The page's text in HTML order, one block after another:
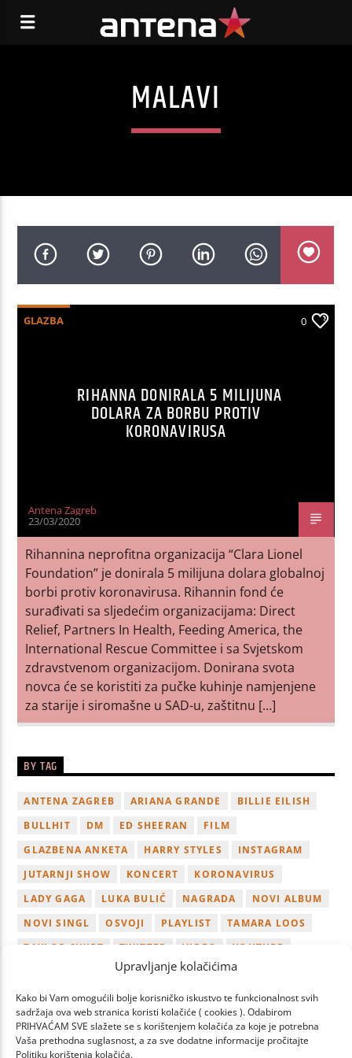
Upravljanje kolačićima
Kako bi Vam omogućili bolje korisničko iskustvo te funkcionalnost svih
sadržaja ova web stranica koristi kolačiće ( cookies ). Odabirom
PRIHVAĆAM SVE slažete se s korištenjem kolačića za koje je potrebna
Vaša prethodna suglasnost, a za sve dodatne informacije pročitajte
Politiku korištenja kolačića.
MALAVI
GLAZBA 0
RIHANNA DONIRALA 5 MILIJUNA
DOLARA ZA BORBU PROTIV
KORONAVIRUSA
Antena Zagreb
23/03/2020
Rihannina neprofitna organizacija “Clara Lionel
Foundation” je donirala 5 milijuna dolara globalnoj
borbi protiv koronavirusa. Rihannin fond će
surađivati sa sljedećim organizacijama: Direct
Relief, Partners In Health, Feeding America, the
International Rescue Committee i sa Svjetskom
zdravstvenom organizacijom. Donirana svota
novca će se koristiti za pučke kuhinje namjenjene
za starije i siromašne u SAD-u, zaštitnu […]
BY TAG
ANTENA ZAGREB ARIANA GRANDE
BILLIE EILISH
BULLHIT
DM ED SHEERAN
FILM
GLAZBENA ANKETA
HARRY STYLES
INSTAGRAM
JUTARNJI SHOW
KONCERT
KORONAVIRUS
LADY GAGA
LUKA BULIĆ NAGRADA
NOVI ALBUM
NOVI SINGL
OSVOJI PLAYLIST
TAMARA LOOS
TAYLOR SWIFT
TWITTER VIDEO
YOUTUBE